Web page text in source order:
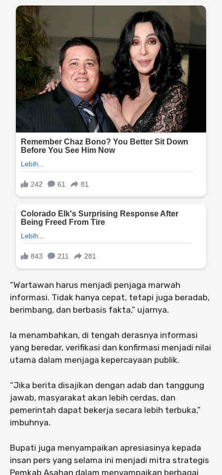
“Wartawan harus menjadi penjaga marwah
informasi. Tidak hanya cepat, tetapi juga beradab,
berimbang, dan berbasis fakta,” ujarnya.
Ia menambahkan, di tengah derasnya informasi
yang beredar, verifikasi dan konfirmasi menjadi nilai
utama dalam menjaga kepercayaan publik.
“Jika berita disajikan dengan adab dan tanggung
jawab, masyarakat akan lebih cerdas, dan
pemerintah dapat bekerja secara lebih terbuka,”
imbuhnya.
Bupati juga menyampaikan apresiasinya kepada
insan pers yang selama ini menjadi mitra strategis
Pemkab Asahan dalam menyampaikan berbagai